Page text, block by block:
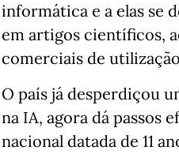
informática e a elas se
em artigos científicos,
comerciais de
O país já desperdiçou
na IA, agora dá passos
nacional datada de 11